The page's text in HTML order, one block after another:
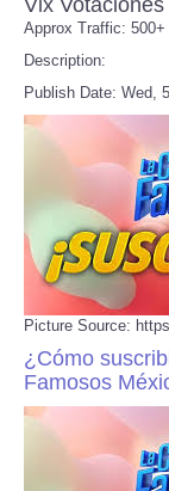
Approx Traffic: 500+
Description:
Publish Date: Wed,
Picture Source:
¿Cómo
Famosos